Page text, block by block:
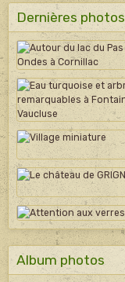
Dernières photos
Album photos